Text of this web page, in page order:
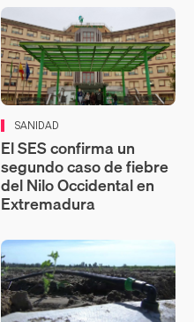
SANIDAD
El SES confirma un
segundo caso de fiebre
del Nilo Occidental en
Extremadura